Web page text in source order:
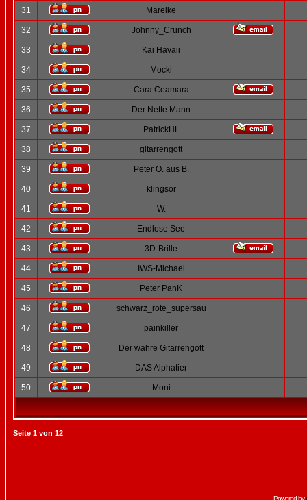
31 Mareike
32 Johnny_Crunch
33 Kai Havaii
34 Mocki
35 Cara Ceamara
36 Der Nette Mann
37 PatrickHL
38 gitarrengott
39 Peter O. aus B.
40 klingsor
41 W.
42 Endlose See
43 3D-Brille
44 IWS-Michael
45 Peter PanK
46 schwarz_rote_supersau
47 painkiller
48 Der wahre Gitarrengott
49 DAS Alphatier
50 Moni
Seite 1 von 12
Powered by